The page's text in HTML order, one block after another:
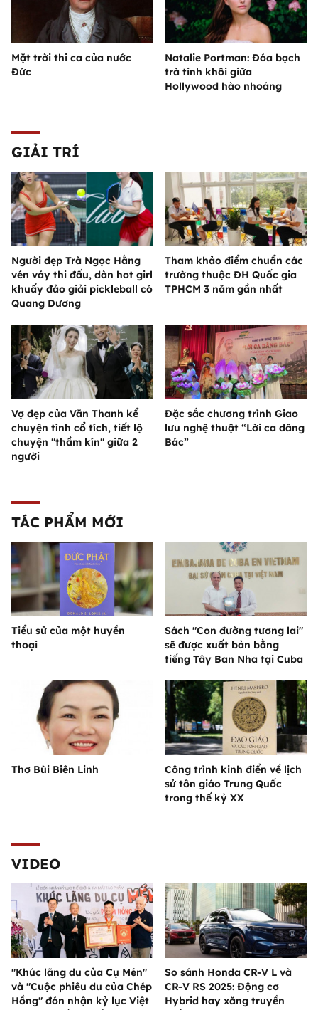
Mặt trời thi ca của nước
Đức
Natalie Portman: Đóa bạch
trà tinh khôi giữa
Hollywood hào nhoáng
GIẢI TRÍ
Người đẹp Trà Ngọc Hằng
vén váy thi đấu, dàn hot girl
khuấy đảo giải pickleball có
Quang Dương
Tham khảo điểm chuẩn các
trường thuộc ĐH Quốc gia
TPHCM 3 năm gần nhất
Vợ đẹp của Văn Thanh kể
chuyện tình cổ tích, tiết lộ
chuyện "thầm kín" giữa 2
người
Đặc sắc chương trình Giao
lưu nghệ thuật “Lời ca dâng
Bác”
TÁC PHẨM MỚI
Tiểu sử của một huyền
thoại
Sách "Con đường tương lai"
sẽ được xuất bản bằng
tiếng Tây Ban Nha tại Cuba
Thơ Bùi Biên Linh
Công trình kinh điển về lịch
sử tôn giáo Trung Quốc
trong thế kỷ XX
VIDEO
"Khúc lãng du của Cụ Mén"
và "Cuộc phiêu du của Chép
Hồng" đón nhận kỷ lục Việt
So sánh Honda CR-V L và
CR-V RS 2025: Động cơ
Hybrid hay xăng truyền